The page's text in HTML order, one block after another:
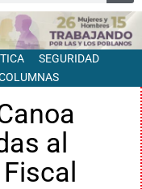
SEGURIDAD
al